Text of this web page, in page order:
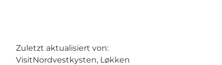
Zuletzt aktualisiert von:
VisitNordvestkysten, Løkken